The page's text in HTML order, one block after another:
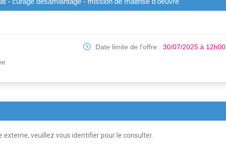
Date limite de l'offre : 30/07/2025 à 12h00
externe, veuillez vous identifier pour le consulter.